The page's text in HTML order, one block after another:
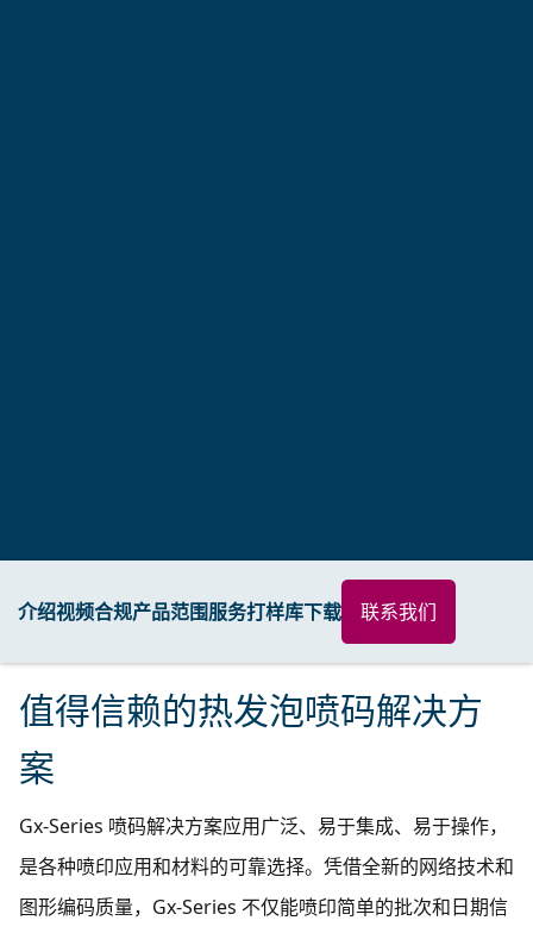
介绍视频合规产品范围服务打样库下载 联系我们
值得信赖的热发泡喷码解决方
案
Gx-Series 喷码解决方案应用广泛、易于集成、易于操作，
是各种喷印应用和材料的可靠选择。凭借全新的网络技术和
图形编码质量， Gx-Series 不仅能喷印简单的批次和日期信